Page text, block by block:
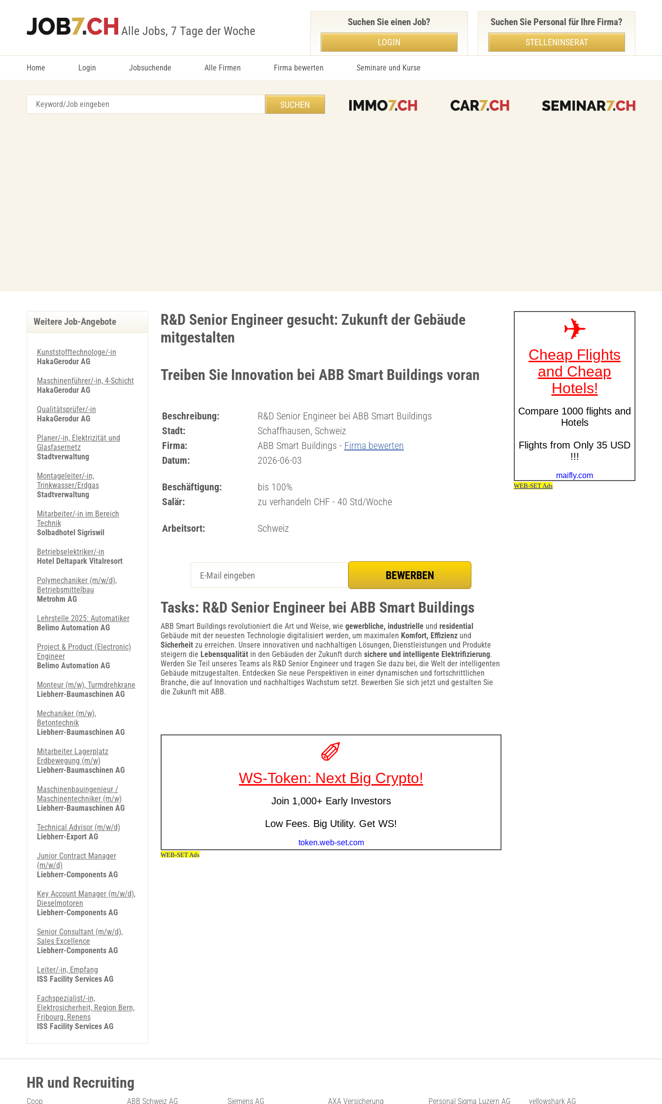
Alle Jobs, 7 Tage der Woche
Home Login Jobsuchende Alle Firmen Firma bewerten Seminare und Kurse
Suchen Sie einen Job?
LOGIN
Suchen Sie Personal für Ihre Firma?
STELLENINSERAT
R&D Senior Engineer gesucht: Zukunft der Gebäude
mitgestalten
Treiben Sie Innovation bei ABB Smart Buildings voran
Beschreibung:
R&D Senior Engineer bei ABB Smart Buildings
Stadt:
Schaffhausen, Schweiz
Firma:
ABB Smart Buildings - Firma bewerten
Datum:
2026-06-03
Beschäftigung:
bis 100%
Salär:
zu verhandeln CHF - 40 Std/Woche
Arbeitsort: Schweiz
Tasks: R&D Senior Engineer bei ABB Smart Buildings
ABB Smart Buildings revolutioniert die Art und Weise, wie gewerbliche, industrielleund residential
Gebäude mit der neuesten Technologie digitalisiert werden, um maximalen Komfort, Effizienzund
Sicherheitzu erreichen. Unsere innovativen und nachhaltigen Lösungen, Dienstleistungen und Produkte
steigern die Lebensqualitätin den Gebäuden der Zukunft durch sichere und intelligente Elektrifizierung.
Werden Sie Teil unseres Teams als R&D Senior Engineer und tragen Sie dazu bei, die Welt der intelligenten
Gebäude mitzugestalten. Entdecken Sie neue Perspektiven in einer dynamischen und fortschrittlichen
Branche, die auf Innovation und nachhaltiges Wachstum setzt. Bewerben Sie sich jetzt und gestalten Sie
die Zukunft mit ABB.
Weitere Job-Angebote
Kunststofftechnologe/-in
HakaGerodur AG
Maschinenführer/-­in, 4-Schicht
HakaGerodur AG
Qualitätsprüfer/-in
HakaGerodur AG
Planer/-in, Elektrizität und
Glasfasernetz
Stadtverwaltung
Montageleiter/-in,
Trinkwasser/Erdgas
Stadtverwaltung
Mitarbeiter/-in im Bereich
Technik
Solbadhotel Sigriswil
Betriebselektriker/-in
Hotel Deltapark Vitalresort
Polymechaniker (m/w/d),
Betriebsmittelbau
Metrohm AG
Lehrstelle 2025: Automatiker
Belimo Automation AG
Project & Product (Electronic)
Engineer
Belimo Automation AG
Monteur (m/w), Turmdrehkrane
Liebherr-Baumaschinen AG
Mechaniker (m/w),
Betontechnik
Liebherr-Baumaschinen AG
Mitarbeiter Lagerplatz
Erdbewegung (m/w)
Liebherr-Baumaschinen AG
Maschinenbauingenieur /
Maschinentechniker (m/w)
Liebherr-Baumaschinen AG
Technical Advisor (m/w/d)
Liebherr-Export AG
Junior Contract Manager
(m/w/d)
Liebherr-Components AG
Key Account Manager (m/w/d),
Dieselmotoren
Liebherr-Components AG
Senior Consultant (m/w/d),
Sales Excellence
Liebherr-Components AG
Leiter/-in, Empfang
ISS Facility Services AG
Fachspezialist/-in,
Elektrosicherheit, Region Bern,
Fribourg, Renens
ISS Facility Services AG
HR und Recruiting
Coop ABB Schweiz AG Siemens AG AXA Versicherung Personal Sigma Luzern AG yellowshark AG